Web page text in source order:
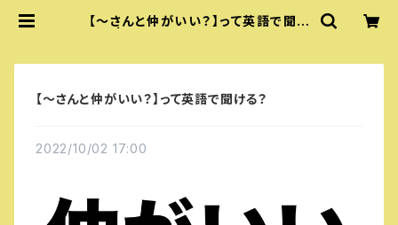
【～さんと仲がいい？】って英語で聞け
【～さんと仲がいい？】って英語で聞ける？
2022/10/02 17:00